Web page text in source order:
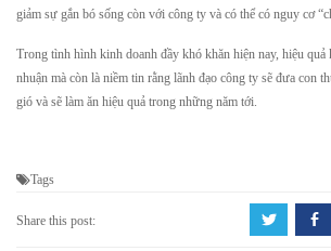
giảm sự gắn bó sống còn với công ty và có thể có nguy cơ
Trong tình hình kinh doanh đầy khó khăn hiện nay, hiệu
nhuận mà còn là niềm tin rằng lãnh đạo công ty sẽ đưa con
gió và sẽ làm ăn hiệu quả trong những năm tới.
Tags
Share this post: a b